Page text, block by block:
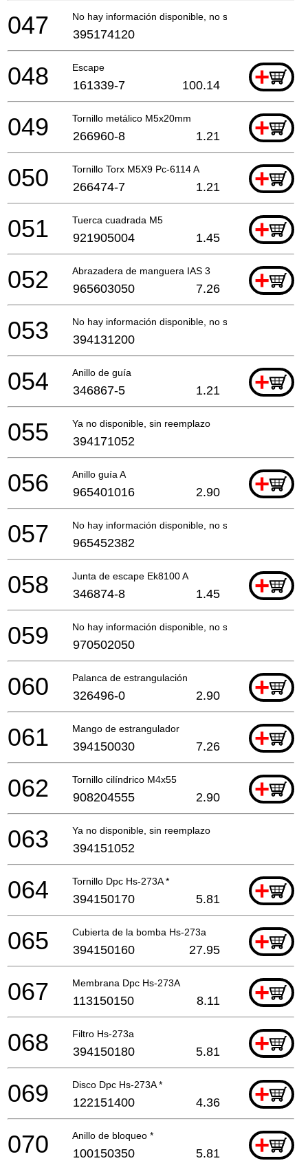
No hay información disponible, no se puede pedir
047 395174120
Escape +
048 161339-7 100.14
Tornillo metálico M5x20mm +
049 266960-8 1.21
Tornillo Torx M5X9 Pc-6114 A +
050 266474-7 1.21
Tuerca cuadrada M5 +
051 921905004 1.45
Abrazadera de manguera IAS 3 +
052 965603050 7.26
No hay información disponible, no se puede pedir
053 394131200
Anillo de guía +
054 346867-5 1.21
Ya no disponible, sin reemplazo
055 394171052
Anillo guía A +
056 965401016 2.90
No hay información disponible, no se puede pedir
057 965452382
Junta de escape Ek8100 A +
058 346874-8 1.45
No hay información disponible, no se puede pedir
059 970502050
Palanca de estrangulación +
060 326496-0 2.90
Mango de estrangulador +
061 394150030 7.26
Tornillo cilíndrico M4x55 +
062 908204555 2.90
Ya no disponible, sin reemplazo
063 394151052
Tornillo Dpc Hs-273A * +
064 394150170 5.81
Cubierta de la bomba Hs-273a +
065 394150160 27.95
Membrana Dpc Hs-273A +
067 113150150 8.11
Filtro Hs-273a +
068 394150180 5.81
Disco Dpc Hs-273A * +
069 122151400 4.36
Anillo de bloqueo * +
070 100150350 5.81